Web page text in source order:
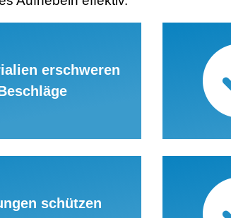
erschweren
schützen